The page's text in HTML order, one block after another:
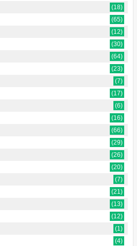
(18)
(65)
(12)
(30)
(64)
(23)
(7)
(17)
(6)
(16)
(66)
(29)
(26)
(20)
(7)
(21)
(13)
(12)
(1)
(4)